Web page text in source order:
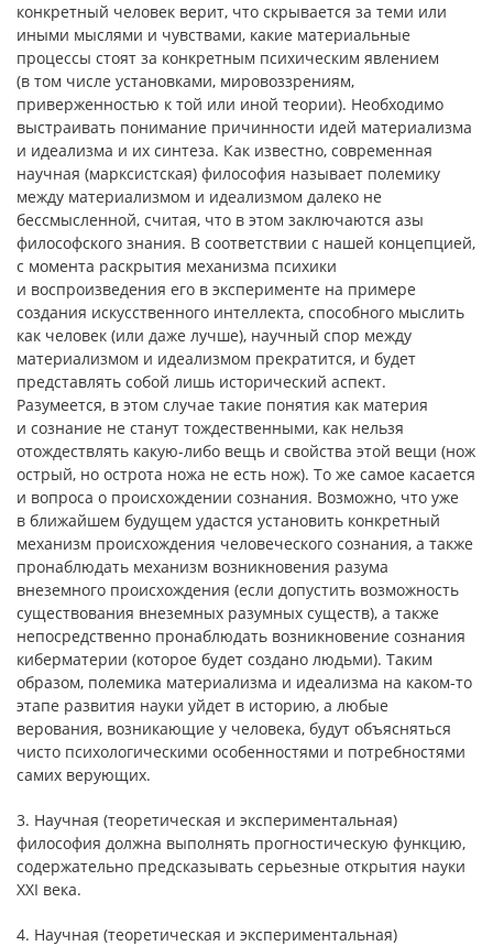
конкретный человек верит, что скрывается за теми или
иными мыслями и чувствами, какие материальные
процессы стоят за конкретным психическим явлением
(в том числе установками, мировоззрениям,
приверженностью к той или иной теории). Необходимо
выстраивать понимание причинности идей материализма
и идеализма и их синтеза. Как известно, современная
научная (марксистская) философия называет полемику
между материализмом и идеализмом далеко не
бессмысленной, считая, что в этом заключаются азы
философского знания. В соответствии с нашей концепцией,
с момента раскрытия механизма психики
и воспроизведения его в эксперименте на примере
создания искусственного интеллекта, способного мыслить
как человек (или даже лучше), научный спор между
материализмом и идеализмом прекратится, и будет
представлять собой лишь исторический аспект.
Разумеется, в этом случае такие понятия как материя
и сознание не станут тождественными, как нельзя
отождествлять какую-либо вещь и свойства этой вещи (нож
острый, но острота ножа не есть нож). То же самое касается
и вопроса о происхождении сознания. Возможно, что уже
в ближайшем будущем удастся установить конкретный
механизм происхождения человеческого сознания, а также
пронаблюдать механизм возникновения разума
внеземного происхождения (если допустить возможность
существования внеземных разумных существ), а также
непосредственно пронаблюдать возникновение сознания
киберматерии (которое будет создано людьми). Таким
образом, полемика материализма и идеализма на каком-то
этапе развития науки уйдет в историю, а любые
верования, возникающие у человека, будут объясняться
чисто психологическими особенностями и потребностями
самих верующих.
3. Научная (теоретическая и экспериментальная)
философия должна выполнять прогностическую функцию,
содержательно предсказывать серьезные открытия науки
XXI века.
4. Научная (теоретическая и экспериментальная)